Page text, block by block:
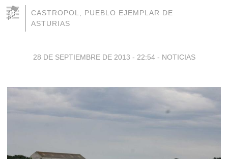
CASTROPOL, PUEBLO EJEMPLAR DE
ASTURIAS
28 DE SEPTIEMBRE DE 2013 - 22:54 - NOTICIAS